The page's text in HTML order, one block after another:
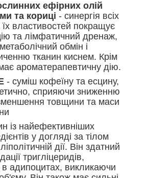
ефірних олій
та кориці - синергія всіх
їх властивостей покращує
та лімфатичний дренаж,
обмін і
тканин киснем. Крім
ароматерапевтичну дію.
- суміш кофеїну та есцину,
сприяючи зниженню
товщини та маси
із найефективніших
у догляді за тілом
дії. Він здатний
тригліцеридів,
адипоцитах, викликаючи